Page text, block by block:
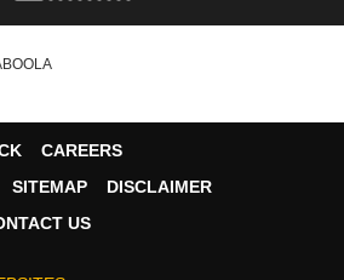
CAREERS
SITEMAP
DISCLAIMER
US